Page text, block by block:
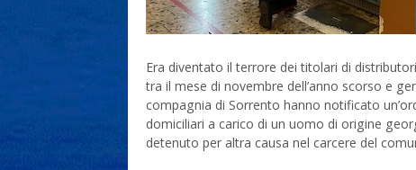
Era diventato il terrore dei titolari di
tra il mese di novembre dell’anno scorso e
compagnia di Sorrento hanno notificato
domiciliari a carico di un uomo di origine
detenuto per altra causa nel carcere del